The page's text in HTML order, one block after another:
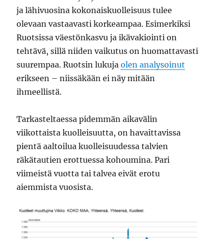
ja lähivuosina kokonaiskuolleisuus tulee
olevaan vastaavasti korkeampaa. Esimerkiksi
Ruotsissa väestönkasvu ja ikävakiointi on
tehtävä, sillä niiden vaikutus on huomattavasti
suurempaa. Ruotsin lukujaolen analysoinut
erikseen – niissäkään ei näy mitään
ihmeellistä.
Tarkasteltaessa pidemmän aikavälin
viikottaista kuolleisuutta, on havaittavissa
pientä aaltoilua kuolleisuudessa talvien
räkätautien erottuessa kohoumina. Pari
viimeistä vuotta tai talvea eivät erotu
aiemmista vuosista.